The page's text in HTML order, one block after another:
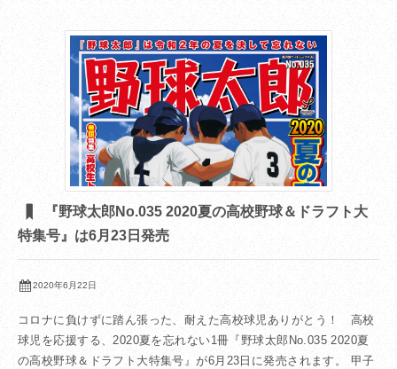
『野球太郎No.035 2020夏の高校野球＆ドラフト大
特集号』は6月23日発売
2020年6月22日
コロナに負けずに踏ん張った、耐えた高校球児ありがとう！ 高校
球児を応援する、2020夏を忘れない1冊『野球太郎No.035 2020夏
の高校野球＆ドラフト大特集号』が6月23日に発売されます。 甲子